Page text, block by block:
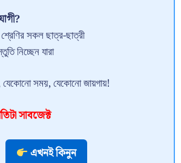
সকল ছাত্র-ছাত্রী
নিচ্ছেন যারা
সময়, যেকোনো জায়গায়!
সাবজেক্ট
এখনই কিনুন